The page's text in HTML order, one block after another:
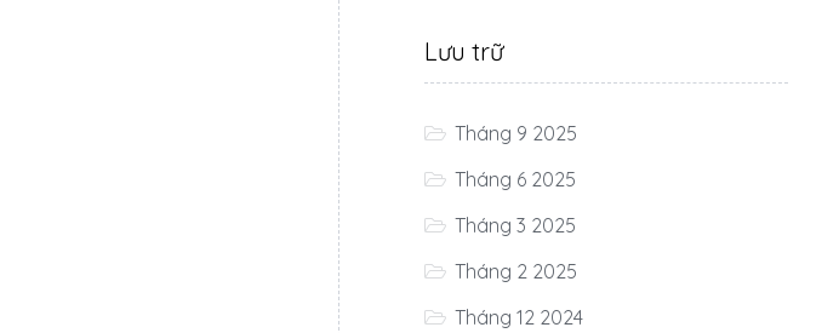
Lưu trữ
Tháng 9 2025
Tháng 6 2025
Tháng 3 2025
Tháng 2 2025
Tháng 12 2024